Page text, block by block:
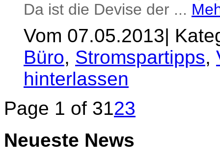
Da ist die Devise der ...
Vom 07.05.2013|
Büro, Stromspartipps,
hinterlassen
Page 1 of 3123
Neueste News